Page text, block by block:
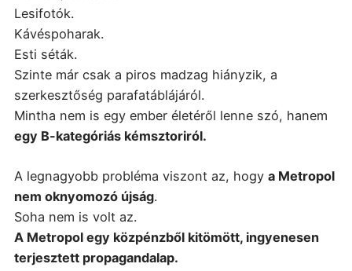
Lesifotók.
Kávéspoharak.
Esti séták.
Szinte már csak a piros madzag hiányzik, a
szerkesztőség parafatáblájáról.
Mintha nem is egy ember életéről lenne szó, hanem
egy B-kategóriás kémsztoriról.
A legnagyobb probléma viszont az, hogy a Metropol
nem oknyomozó újság.
Soha nem is volt az.
A Metropol egy közpénzből kitömött, ingyenesen
terjesztett propagandalap.